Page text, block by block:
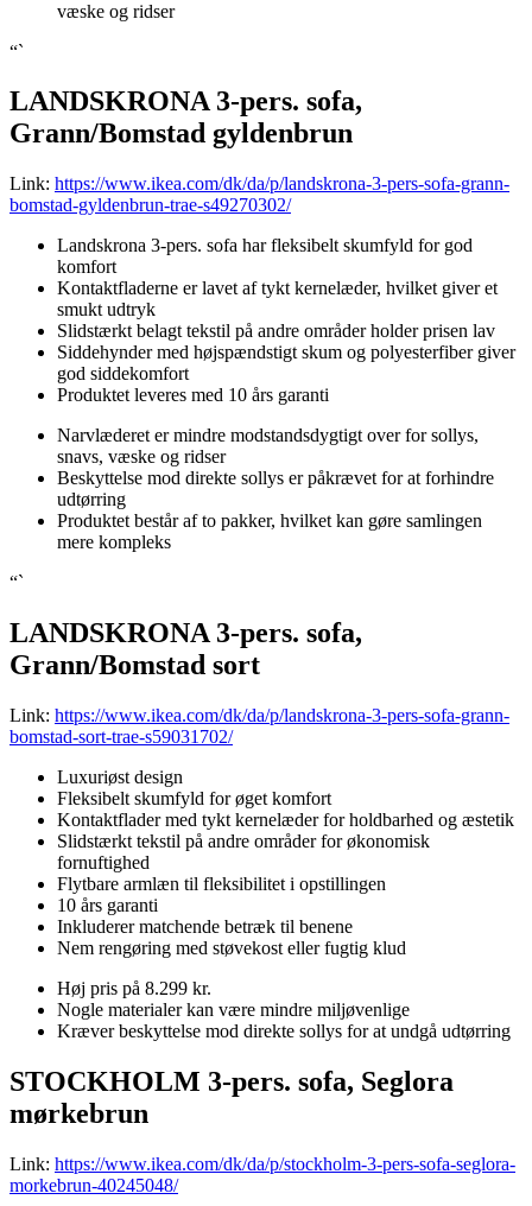
væske og ridser
“`
LANDSKRONA 3-pers. sofa,
Grann/Bomstad gyldenbrun
Link: https://www.ikea.com/dk/da/p/landskrona-3-pers-sofa-grann-
bomstad-gyldenbrun-trae-s49270302/
Landskrona 3-pers. sofa har fleksibelt skumfyld for god
komfort
Kontaktfladerne er lavet af tykt kernelæder, hvilket giver et
smukt udtryk
Slidstærkt belagt tekstil på andre områder holder prisen lav
Siddehynder med højspændstigt skum og polyesterfiber giver
god siddekomfort
Produktet leveres med 10 års garanti
Narvlæderet er mindre modstandsdygtigt over for sollys,
snavs, væske og ridser
Beskyttelse mod direkte sollys er påkrævet for at forhindre
udtørring
Produktet består af to pakker, hvilket kan gøre samlingen
mere kompleks
“`
LANDSKRONA 3-pers. sofa,
Grann/Bomstad sort
Link: https://www.ikea.com/dk/da/p/landskrona-3-pers-sofa-grann-
bomstad-sort-trae-s59031702/
Luxuriøst design
Fleksibelt skumfyld for øget komfort
Kontaktflader med tykt kernelæder for holdbarhed og æstetik
Slidstærkt tekstil på andre områder for økonomisk
fornuftighed
Flytbare armlæn til fleksibilitet i opstillingen
10 års garanti
Inkluderer matchende betræk til benene
Nem rengøring med støvekost eller fugtig klud
Høj pris på 8.299 kr.
Nogle materialer kan være mindre miljøvenlige
Kræver beskyttelse mod direkte sollys for at undgå udtørring
STOCKHOLM 3-pers. sofa, Seglora
mørkebrun
Link: https://www.ikea.com/dk/da/p/stockholm-3-pers-sofa-seglora-
morkebrun-40245048/